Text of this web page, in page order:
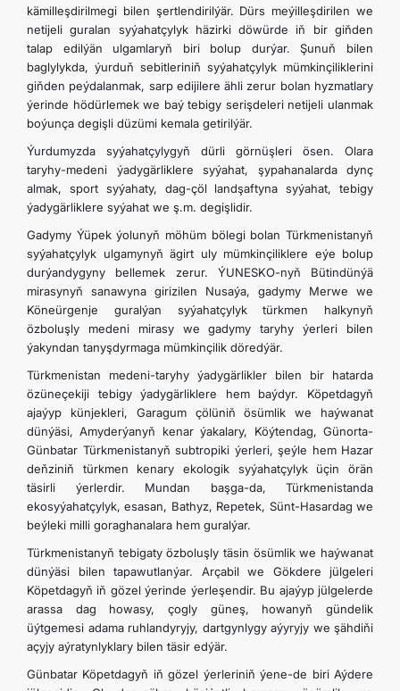
kämilleşdirilmegi bilen şertlendirilýär. Dürs meýilleşdirilen we
netijeli guralan syýahatçylyk häzirki döwürde iň bir giňden
talap edilýän ulgamlaryň biri bolup durýar. Şunuň bilen
baglylykda, ýurduň sebitleriniň syýahatçylyk mümkinçiliklerini
giňden peýdalanmak, sarp edijilere ähli zerur bolan hyzmatlary
ýerinde hödürlemek we baý tebigy serişdeleri netijeli ulanmak
boýunça degişli düzümi kemala getirilýär.
Ýurdumyzda syýahatçylygyň dürli görnüşleri ösen. Olara
taryhy-medeni ýadygärliklere syýahat, şypahanalarda dynç
almak, sport syýahaty, dag-çöl landşaftyna syýahat, tebigy
ýadygärliklere syýahat we ş.m. degişlidir.
Gadymy Ýüpek ýolunyň möhüm bölegi bolan Türkmenistanyň
syýahatçylyk ulgamynyň ägirt uly mümkinçiliklere eýe bolup
durýandygyny bellemek zerur. ÝUNESKO-nyň Bütindünýä
mirasynyň sanawyna girizilen Nusaýa, gadymy Merwe we
Köneürgenje guralýan syýahatçylyk türkmen halkynyň
özboluşly medeni mirasy we gadymy taryhy ýerleri bilen
ýakyndan tanyşdyrmaga mümkinçilik döredýär.
Türkmenistan medeni-taryhy ýadygärlikler bilen bir hatarda
özüneçekiji tebigy ýadygärliklere hem baýdyr. Köpetdagyň
ajaýyp künjekleri, Garagum çölüniň ösümlik we haýwanat
dünýäsi, Amyderýanyň kenar ýakalary, Köýtendag, Günorta-
Günbatar Türkmenistanyň subtropiki ýerleri, şeýle hem Hazar
deňziniň türkmen kenary ekologik syýahatçylyk üçin örän
täsirli ýerlerdir. Mundan başga-da, Türkmenistanda
ekosyýahatçylyk, esasan, Bathyz, Repetek, Sünt-Hasardag we
beýleki milli goraghanalara hem guralýar.
Türkmenistanyň tebigaty özboluşly täsin ösümlik we haýwanat
dünýäsi bilen tapawutlanýar. Arçabil we Gökdere jülgeleri
Köpetdagyň iň gözel ýerinde ýerleşendir. Bu ajaýyp jülgelerde
arassa dag howasy, çogly güneş, howanyň gündelik
üýtgemesi adama ruhlandyryjy, dartgynlygy aýyryjy we şähdiňi
açyjy aýratynlyklary bilen täsir edýär.
Günbatar Köpetdagyň iň gözel ýerleriniň ýene-de biri Aýdere